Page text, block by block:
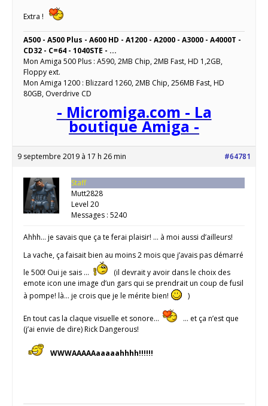
Extra !
A500 - A500 Plus - A600 HD - A1200 - A2000 - A3000 - A4000T -
CD32 - C=64 - 1040STE - ...
Mon Amiga 500 Plus : A590, 2MB Chip, 2MB Fast, HD 1,2GB,
Floppy ext.
Mon Amiga 1200 : Blizzard 1260, 2MB Chip, 256MB Fast, HD
80GB, Overdrive CD
- Micromiga.com - La
boutique Amiga -
9 septembre 2019 à 17 h 26 min #64781
Staff
Mutt2828
Level 20
Messages : 5240
Ahhh… je savais que ça te ferai plaisir! … à moi aussi d’ailleurs!
La vache, ça faisait bien au moins 2 mois que j’avais pas démarré
le 500! Oui je sais …
(il devrait y avoir dans le choix des
emote icon une image d’un gars qui se prendrait un coup de fusil
à pompe! là… je crois que je le mérite bien!
)
En tout cas la claque visuelle et sonore…
… et ça n’est que
(j’ai envie de dire) Rick Dangerous!
WWWAAAAAaaaaahhhh!!!!!!